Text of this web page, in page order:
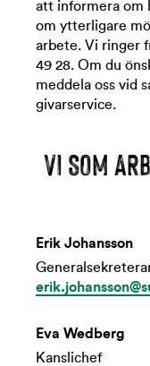
att informera om
om ytterligare
arbete. Vi ringer
49 28. Om du
meddela oss vid
givarservice.
VI SOM
Erik Johansson
Eva Wedberg
Kanslichef